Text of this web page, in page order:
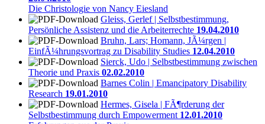
Die Christologie von Nancy Eiesland
Gleiss, Gerlef | Selbstbestimmung,
Persönliche Assistenz und die Arbeiterrechte 19.04.2010
Bruhn, Lars; Homann, JÃ¼rgen |
EinfÃ¼hrungsvortrag zu Disability Studies 12.04.2010
Sierck, Udo | Selbstbestimmung zwischen
Theorie und Praxis 02.02.2010
Barnes Colin | Emancipatory Disability
Research 19.01.2010
Hermes, Gisela | FÃ¶rderung der
Selbstbestimmung durch Empowerment 12.01.2010